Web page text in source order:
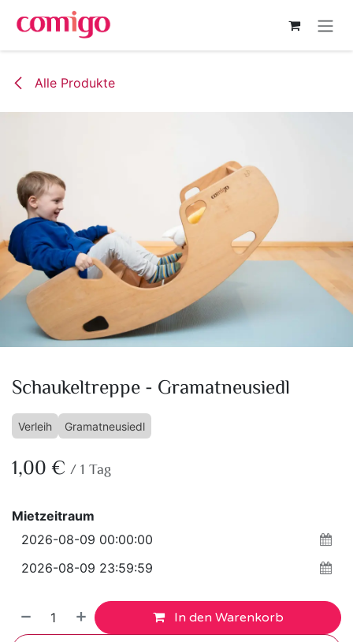
Zum Inhalt springen
Alle Produkte
Schaukeltreppe - Gramatneusiedl
Verleih Gramatneusiedl
1,00€ /1 Tag
Mietzeitraum
In den Warenkorb